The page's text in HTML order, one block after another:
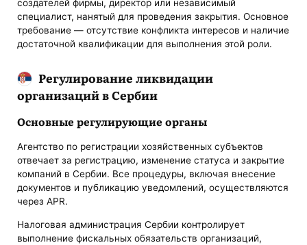
создателей фирмы, директор или независимый
специалист, нанятый для проведения закрытия. Основное
требование — отсутствие конфликта интересов и наличие
достаточной квалификации для выполнения этой роли.
Регулирование ликвидации
организаций в Сербии
Основные регулирующие органы
Агентство по регистрации хозяйственных субъектов
отвечает за регистрацию, изменение статуса и закрытие
компаний в Сербии. Все процедуры, включая внесение
документов и публикацию уведомлений, осуществляются
через APR.
Налоговая администрация Сербии контролирует
выполнение фискальных обязательств организаций,